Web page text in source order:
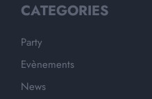
CATEGORIES
Party
Evènements
News